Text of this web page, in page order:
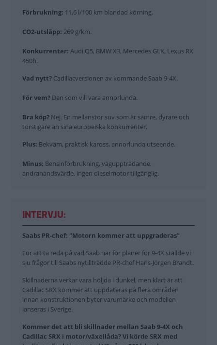
Förbrukning: 11,6 l/100 km blandad körning.
CO2-utsläpp: 269 g/km.
Konkurrenter: Audi Q5, BMW X3, Mercedes GLK, Lexus RX
450h.
Vad nytt? Cadillacversionen av kommande Saab 9-4X.
För vem? Den som vill vara annorlunda.
Bra köp? Nej. En mellanstor suv som är sämre, dyrare och
törstigare än sina europeiska konkurrenter.
Plus: Bekväm, praktisk kaross, annorlunda utseende.
Minus: Bensinförbrukning, väguppträdande,
andrahandsvärde, ingen dieselmotor tillgänglig.
INTERVJU:
Saabs PR-chef: "Motorn kommer att uppgraderas"
För att ta reda på vad Saab har för planer för 9-4X ställde vi
sju frågor till Saabs nytillträdde PR-chef Hans-Jörgen Brandt.
Skillnaderna verkar vara höljda i dunkel, men klart är att
Cadillac SRX kommer att uppdateras på flera områden
innan konstruktionen byter varumärke och modellen
lanseras i Sverige.
Kommer det att bli skillnader mellan Saab 9-4X och
Cadillac SRX i motor/växellåda? Vi körde SRX med